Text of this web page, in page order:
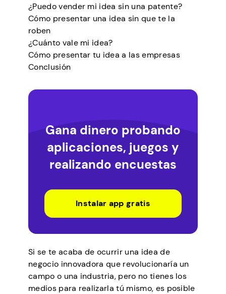
¿Puedo vender mi idea sin una patente?
Cómo presentar una idea sin que te la
roben
¿Cuánto vale mi idea?
Cómo presentar tu idea a las empresas
Conclusión
Gana dinero probando
aplicaciones, juegos y
realizando encuestas
Instalar app gratis
Si se te acaba de ocurrir una idea de
negocio innovadora que revolucionaría un
campo o una industria, pero no tienes los
medios para realizarla tú mismo, es posible